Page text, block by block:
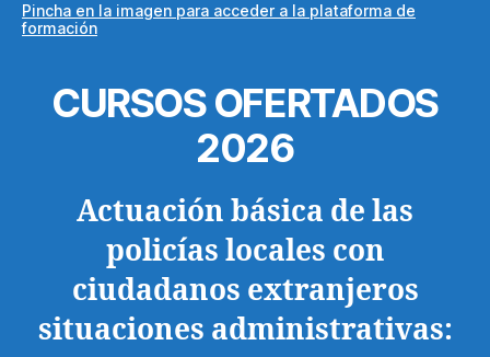
Pincha en la imagen para acceder a la plataforma de
formación
CURSOS OFERTADOS
2026
Actuación básica de las
policías locales con
ciudadanos extranjeros
situaciones administrativas: